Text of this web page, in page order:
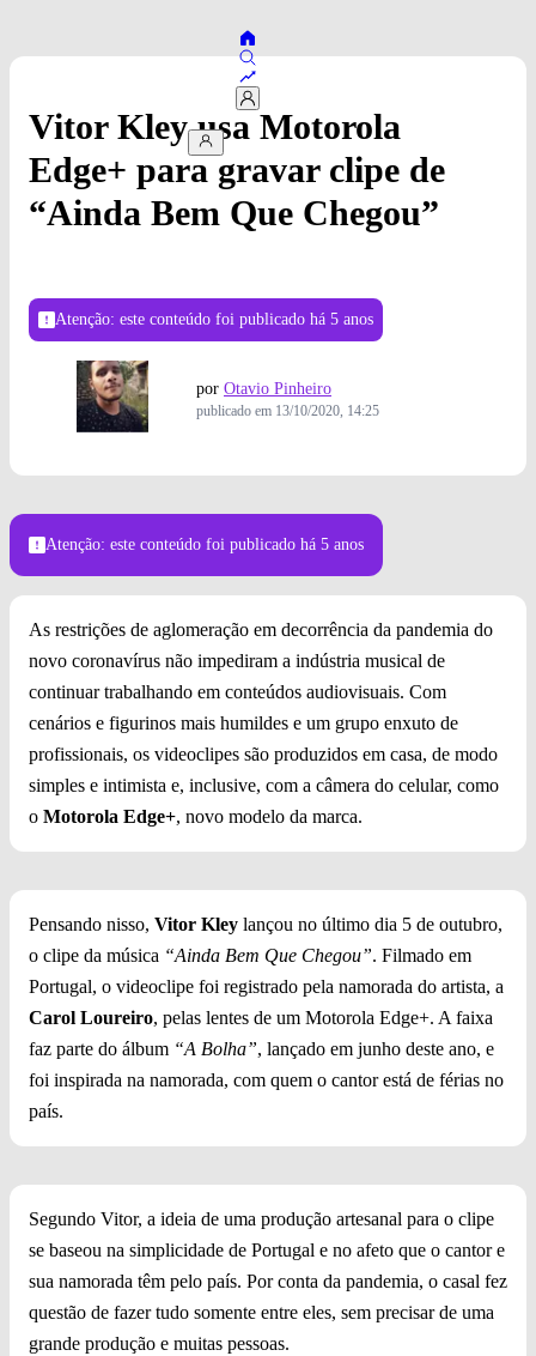
Vitor Kley usa Motorola
Edge+ para gravar clipe de
“Ainda Bem Que Chegou”
Atenção: este conteúdo foi publicado há 5 anos
por Otavio Pinheiro
publicado em 13/10/2020, 14:25
Atenção: este conteúdo foi publicado há 5 anos
As restrições de aglomeração em decorrência da pandemia do
novo coronavírus não impediram a indústria musical de
continuar trabalhando em conteúdos audiovisuais. Com
cenários e figurinos mais humildes e um grupo enxuto de
profissionais, os videoclipes são produzidos em casa, de modo
simples e intimista e, inclusive, com a câmera do celular, como
o Motorola Edge+, novo modelo da marca.
Pensando nisso, Vitor Kley lançou no último dia 5 de outubro,
o clipe da música “Ainda Bem Que Chegou”. Filmado em
Portugal, o videoclipe foi registrado pela namorada do artista, a
Carol Loureiro, pelas lentes de um Motorola Edge+. A faixa
faz parte do álbum “A Bolha”, lançado em junho deste ano, e
foi inspirada na namorada, com quem o cantor está de férias no
país.
Segundo Vitor, a ideia de uma produção artesanal para o clipe
se baseou na simplicidade de Portugal e no afeto que o cantor e
sua namorada têm pelo país. Por conta da pandemia, o casal fez
questão de fazer tudo somente entre eles, sem precisar de uma
grande produção e muitas pessoas.